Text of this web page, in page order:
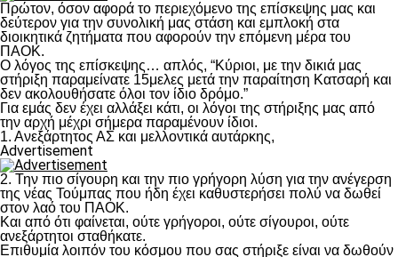
Πρώτον, όσον αφορά το περιεχόμενο της επίσκεψης μας και
δεύτερον για την συνολική μας στάση και εμπλοκή στα
διοικητικά ζητήματα που αφορούν την επόμενη μέρα του
ΠΑΟΚ.
Ο λόγος της επίσκεψης… απλός, “Κύριοι, με την δικιά μας
στήριξη παραμείνατε 15μελες μετά την παραίτηση Κατσαρή και
δεν ακολουθήσατε όλοι τον ίδιο δρόμο.”
Για εμάς δεν έχει αλλάξει κάτι, οι λόγοι της στήριξης μας από
την αρχή μέχρι σήμερα παραμένουν ίδιοι.
1. Ανεξάρτητος ΑΣ και μελλοντικά αυτάρκης,
Advertisement
2. Την πιο σίγουρη και την πιο γρήγορη λύση για την ανέγερση
της νέας Τούμπας που ήδη έχει καθυστερήσει πολύ να δωθεί
στον λαό του ΠΑΟΚ.
Και από ότι φαίνεται, ούτε γρήγοροι, ούτε σίγουροι, ούτε
ανεξάρτητοι σταθήκατε.
Επιθυμία λοιπόν του κόσμου που σας στήριξε είναι να δωθούν